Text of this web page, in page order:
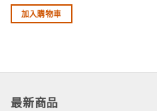
加入購物車
最新商品